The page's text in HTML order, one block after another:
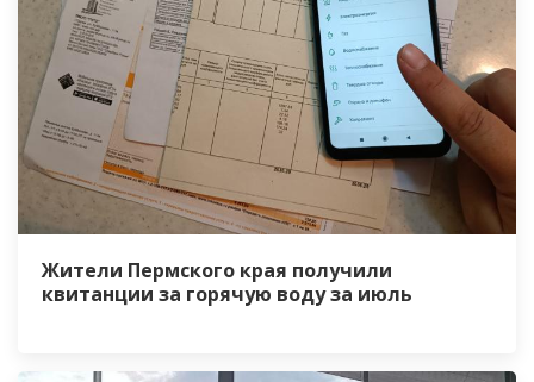
Жители Пермского края получили
квитанции за горячую воду за июль